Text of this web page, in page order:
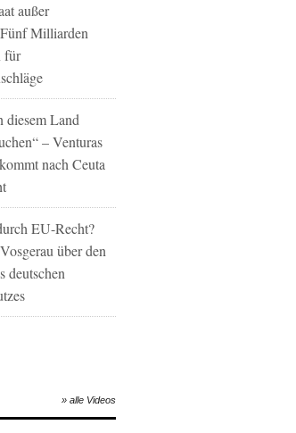
außer
Milliarden
für
diesem Land
– Venturas
nach Ceuta
EU-Recht?
über den
deutschen
» alle Videos